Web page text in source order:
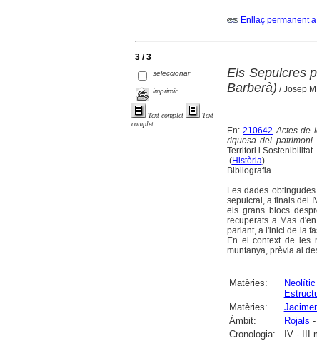
Enllaç permanent
3 / 3
seleccionar
imprimir
Text complet
Text
complet
Els Sepulcres
Barberà) / Josep
En:210642 Actes de
riquesa del patrimoni
Territori i
(Història)
Bibliografia.
Les dades
sepulcral, a finals del
els grans blocs
recuperats a Mas
parlant, a l'inici de la
En el context de les
muntanya, prèvia al
Matèries:
Matèries:
Àmbit:
Rojals
Cronologia:
IV - III